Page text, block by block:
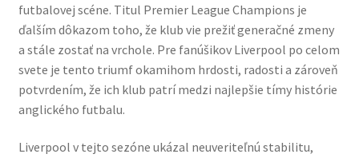
futbalovej scéne. Titul Premier League Champions je
ďalším dôkazom toho, že klub vie prežiť generačné zmeny
a stále zostať na vrchole. Pre fanúšikov Liverpool po celom
svete je tento triumf okamihom hrdosti, radosti a zároveň
potvrdením, že ich klub patrí medzi najlepšie tímy histórie
anglického futbalu.
Liverpool v tejto sezóne ukázal neuveriteľnú stabilitu,